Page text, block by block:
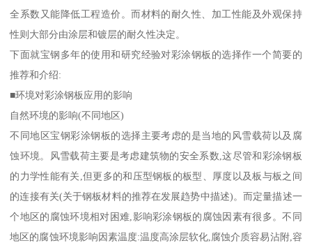
全系数又能降低工程造价。而材料的耐久性、加工性能及外观保持
性则大部分由涂层和镀层的耐久性决定。
下面就宝钢多年的使用和研究经验对彩涂钢板的选择作一个简要的
推荐和介绍:
■环境对彩涂钢板应用的影响
自然环境的影响(不同地区)
不同地区宝钢彩涂钢板的选择主要考虑的是当地的风雪载荷以及腐
蚀环境。风雪载荷主要是考虑建筑物的安全系数,这尽管和彩涂钢板
的力学性能有关,但更多的和压型钢板的板型、厚度以及板与板之间
的连接有关(关于钢板材料的推荐在发展趋势中描述)。而定量描述一
个地区的腐蚀环境相对困难,影响彩涂钢板的腐蚀因素有很多。不同
地区的腐蚀环境影响因素温度:温度高涂层软化,腐蚀介质容易沾附,容